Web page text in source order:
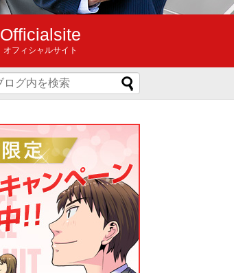
Officialsite
オフィシャルサイト